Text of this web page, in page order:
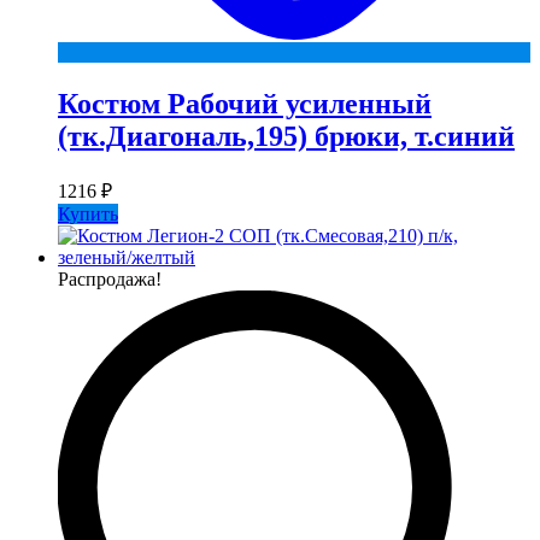
Костюм Рабочий усиленный
(тк.Диагональ,195) брюки, т.синий
1216 ₽
Купить
Распродажа!